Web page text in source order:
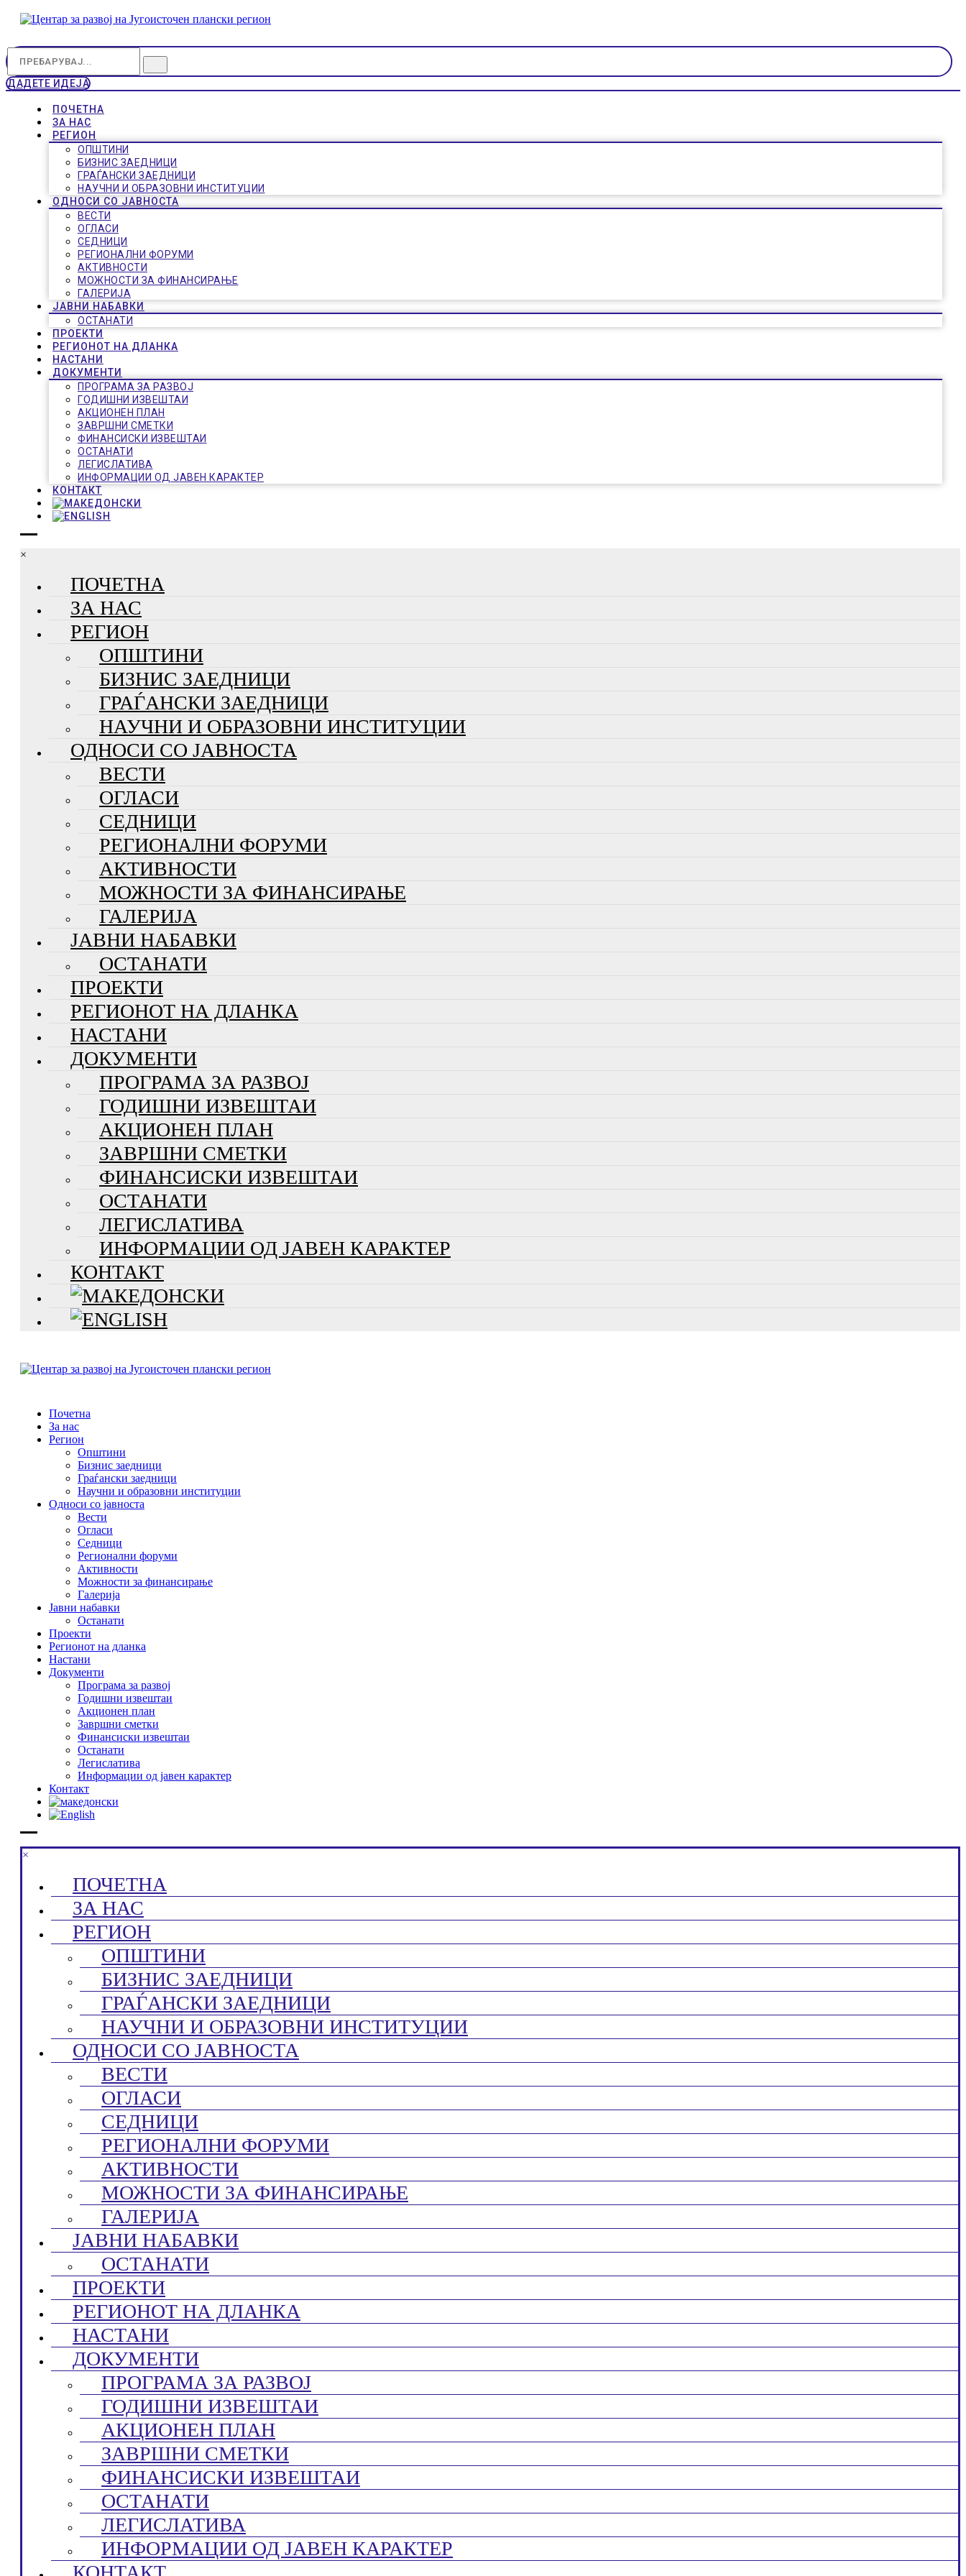
ДАДЕТЕ ИДЕЈА
ПОЧЕТНА
ЗА НАС
РЕГИОН
ОПШТИНИ
БИЗНИС ЗАЕДНИЦИ
ГРАЃАНСКИ ЗАЕДНИЦИ
НАУЧНИ И ОБРАЗОВНИ ИНСТИТУЦИИ
ОДНОСИ СО ЈАВНОСТА
ВЕСТИ
ОГЛАСИ
СЕДНИЦИ
РЕГИОНАЛНИ ФОРУМИ
АКТИВНОСТИ
МОЖНОСТИ ЗА ФИНАНСИРАЊЕ
ГАЛЕРИЈА
ЈАВНИ НАБАВКИ
ОСТАНАТИ
ПРОЕКТИ
РЕГИОНОТ НА ДЛАНКА
НАСТАНИ
ДОКУМЕНТИ
ПРОГРАМА ЗА РАЗВОЈ
ГОДИШНИ ИЗВЕШТАИ
АКЦИОНЕН ПЛАН
ЗАВРШНИ СМЕТКИ
ФИНАНСИСКИ ИЗВЕШТАИ
ОСТАНАТИ
ЛЕГИСЛАТИВА
ИНФОРМАЦИИ ОД ЈАВЕН КАРАКТЕР
КОНТАКТ
×
ПОЧЕТНА
ЗА НАС
РЕГИОН
ОПШТИНИ
БИЗНИС ЗАЕДНИЦИ
ГРАЃАНСКИ ЗАЕДНИЦИ
НАУЧНИ И ОБРАЗОВНИ ИНСТИТУЦИИ
ОДНОСИ СО ЈАВНОСТА
ВЕСТИ
ОГЛАСИ
СЕДНИЦИ
РЕГИОНАЛНИ ФОРУМИ
АКТИВНОСТИ
МОЖНОСТИ ЗА ФИНАНСИРАЊЕ
ГАЛЕРИЈА
ЈАВНИ НАБАВКИ
ОСТАНАТИ
ПРОЕКТИ
РЕГИОНОТ НА ДЛАНКА
НАСТАНИ
ДОКУМЕНТИ
ПРОГРАМА ЗА РАЗВОЈ
ГОДИШНИ ИЗВЕШТАИ
АКЦИОНЕН ПЛАН
ЗАВРШНИ СМЕТКИ
ФИНАНСИСКИ ИЗВЕШТАИ
ОСТАНАТИ
ЛЕГИСЛАТИВА
ИНФОРМАЦИИ ОД ЈАВЕН КАРАКТЕР
КОНТАКТ
Почетна
За нас
Регион
Општини
Бизнис заедници
Граѓански заедници
Научни и образовни институции
Односи со јавноста
Вести
Огласи
Седници
Регионални форуми
Активности
Можности за финансирање
Галерија
Јавни набавки
Останати
Проекти
Регионот на дланка
Настани
Документи
Програма за развој
Годишни извештаи
Акционен план
Завршни сметки
Финансиски извештаи
Останати
Легислатива
Информации од јавен карактер
Контакт
×
ПОЧЕТНА
ЗА НАС
РЕГИОН
ОПШТИНИ
БИЗНИС ЗАЕДНИЦИ
ГРАЃАНСКИ ЗАЕДНИЦИ
НАУЧНИ И ОБРАЗОВНИ ИНСТИТУЦИИ
ОДНОСИ СО ЈАВНОСТА
ВЕСТИ
ОГЛАСИ
СЕДНИЦИ
РЕГИОНАЛНИ ФОРУМИ
АКТИВНОСТИ
МОЖНОСТИ ЗА ФИНАНСИРАЊЕ
ГАЛЕРИЈА
ЈАВНИ НАБАВКИ
ОСТАНАТИ
ПРОЕКТИ
РЕГИОНОТ НА ДЛАНКА
НАСТАНИ
ДОКУМЕНТИ
ПРОГРАМА ЗА РАЗВОЈ
ГОДИШНИ ИЗВЕШТАИ
АКЦИОНЕН ПЛАН
ЗАВРШНИ СМЕТКИ
ФИНАНСИСКИ ИЗВЕШТАИ
ОСТАНАТИ
ЛЕГИСЛАТИВА
ИНФОРМАЦИИ ОД ЈАВЕН КАРАКТЕР